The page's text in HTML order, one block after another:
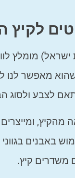
לקיץ
מומלץ
מאפשר
לצבע ולסוג
מהקיץ,
באבנים
משדרים קיץ.